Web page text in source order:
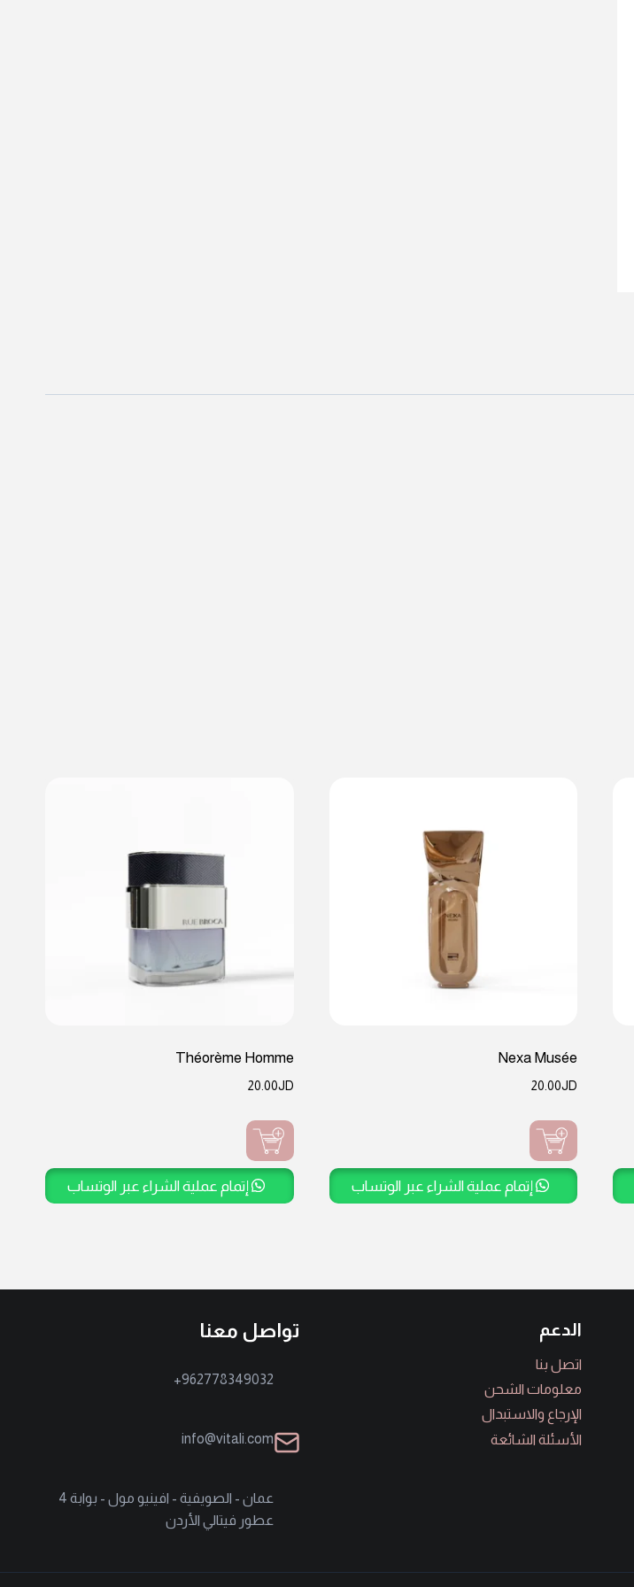
Nexa Musée
JD
20.00
إتمام عملية الشراء عبر الوتساب
Théorème Homme
JD
20.00
إتمام عملية الشراء عبر الوتساب
الدعم
اتصل بنا
معلومات الشحن
الإرجاع والاستبدال
الأسئلة الشائعة
تواصل معنا
962778349032+
info@vitali.com
عمان - الصويفية - افينيو مول - بوابة 4
عطور فيتالي الأردن